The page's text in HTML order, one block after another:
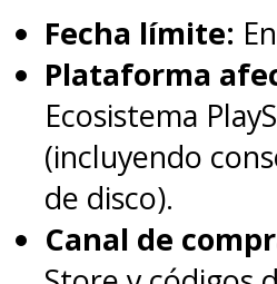
Fecha límite:
Plataforma
Ecosistema
(incluyendo
de disco).
Canal de